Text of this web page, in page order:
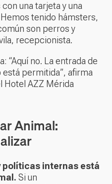
una tarjeta y una
tenido hámsters,
son perros y
recepcionista.
“Aquí no. La entrada de
permitida”, afirma
Hotel AZZ Mérida
Animal:
políticas internas está
Si un